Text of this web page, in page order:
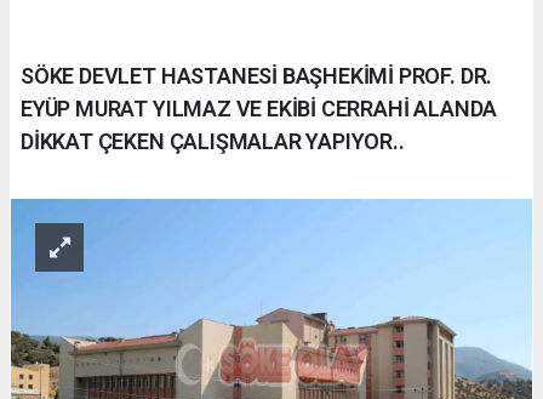
SÖKE DEVLET HASTANESİ BAŞHEKİMİ PROF. DR.
EYÜP MURAT YILMAZ VE EKİBİ CERRAHİ ALANDA
DİKKAT ÇEKEN ÇALIŞMALAR YAPIYOR..